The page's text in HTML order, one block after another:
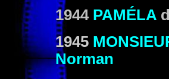
1944 PAMÉLA
1945
Norman